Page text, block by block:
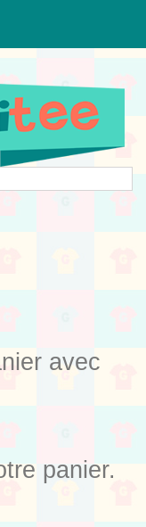
avec
panier.